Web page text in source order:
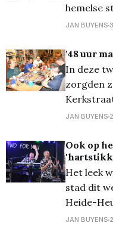
hemelse
krijgt een
Hoef heerlijk
Flickr
JAN BUYENS
'48 uur
In deze
zorgden
potje
meer. De
JAN BUYENS
Ook op
Het leek
stad dit
Heide-
JAN BUYENS